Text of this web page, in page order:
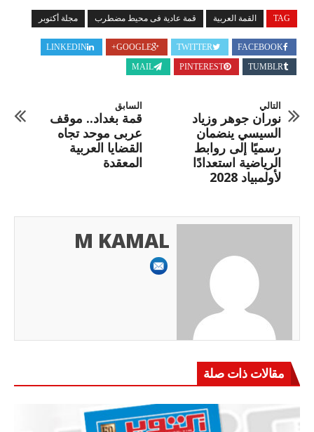
TAG القمة العربية قمة عادية فى محيط مضطرب مجلة أكتوبر
FACEBOOK
TWITTER
GOOGLE+
LINKEDIN
TUMBLR
PINTEREST
MAIL
السابق
قمة بغداد.. موقف
عربى موحد تجاه
القضايا العربية
المعقدة
التالي
نوران جوهر وزياد
السيسي ينضمان
رسميًا إلى روابط
الرياضية استعدادًا
لأولمبياد 2028
M KAMAL
مقالات ذات صلة